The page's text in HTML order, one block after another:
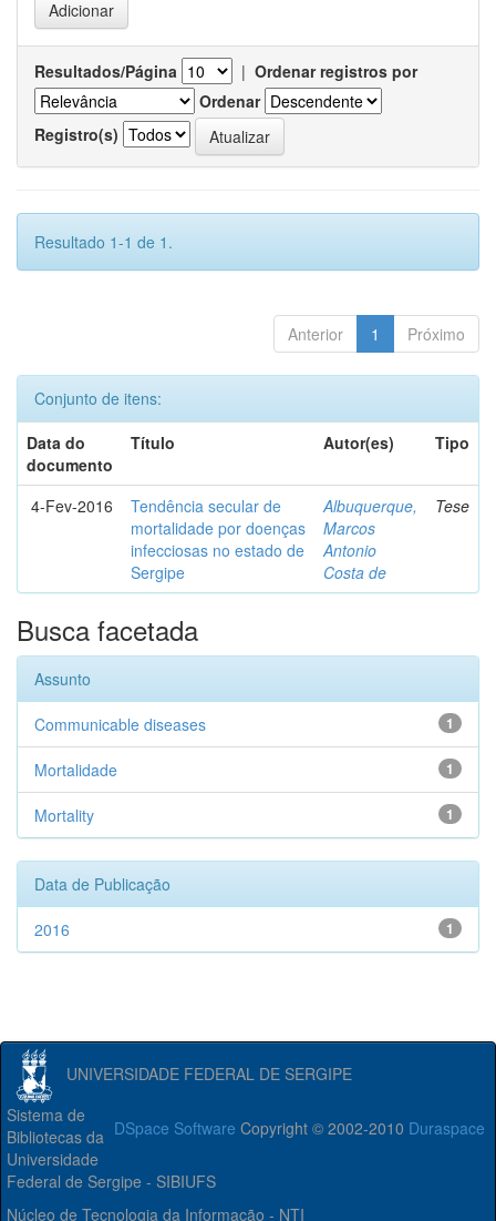
Resultados/Página | Ordenar registros por
Ordenar
Registro(s)
Resultado 1-1 de 1.
Anterior 1 Próximo
Conjunto de itens:
Data do
documento
Título Autor(es) Tipo
4-Fev-2016
Tendência secular de
mortalidade por doenças
infecciosas no estado de
Sergipe
Albuquerque,
Marcos
Antonio
Costa de
Tese
Busca facetada
Assunto
1
Communicable diseases
1
Mortalidade
1
Mortality
Data de Publicação
1
2016
UNIVERSIDADE FEDERAL DE SERGIPE
DSpace Software Copyright © 2002-2010 Duraspace
Sistema de
Bibliotecas da
Universidade
Federal de Sergipe - SIBIUFS
Núcleo de Tecnologia da Informação - NTI